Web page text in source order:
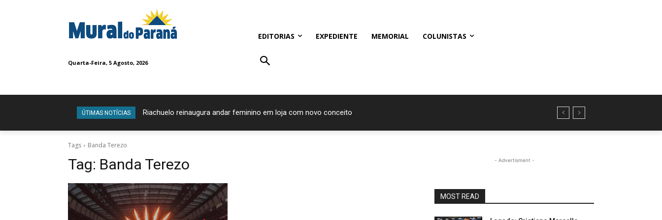
Quarta-Feira, 5 Agosto, 2026
EDITORIAS EXPEDIENTE MEMORIAL COLUNISTAS
ÚTIMAS NOTÍCIAS Riachuelo reinaugura andar feminino em loja com novo conceito
Tags Banda Terezo
Tag: Banda Terezo - Advertisment -
MOST READ